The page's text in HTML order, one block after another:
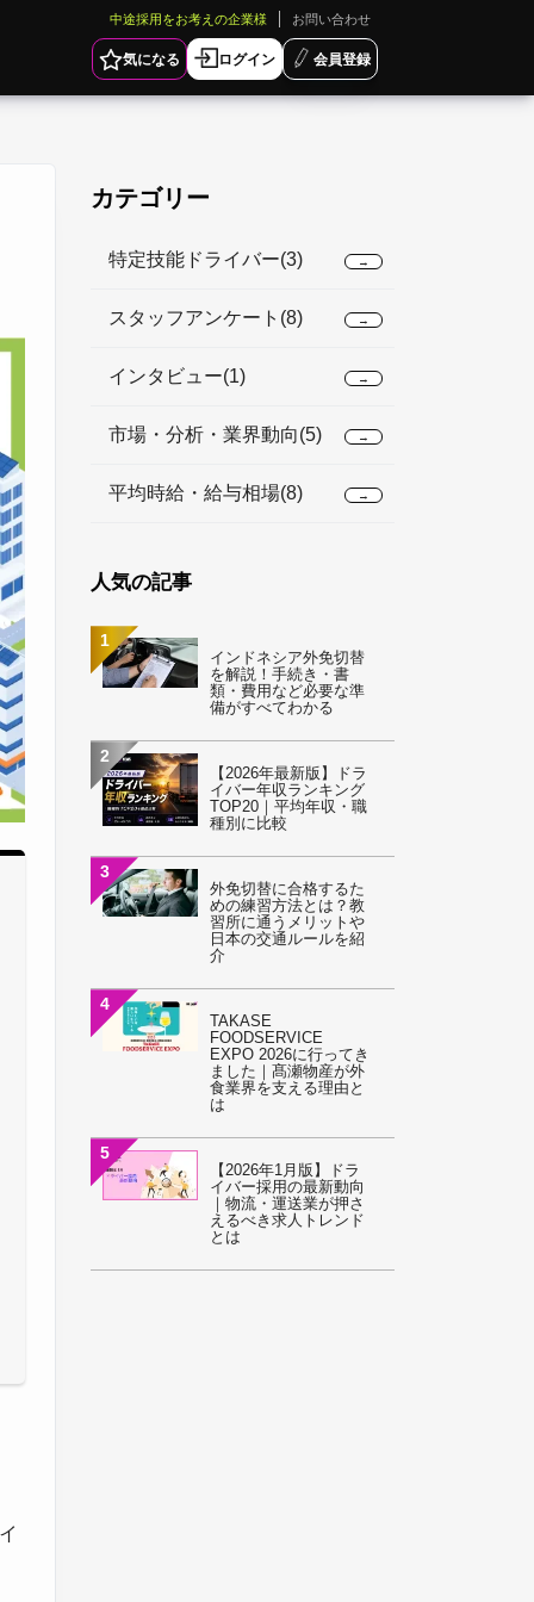
中途採用をお考えの企業様 お問い合わせ
気になる ログイン 会員登録
カテゴリー
特定技能ドライバー(3) →
スタッフアンケート(8) →
インタビュー(1) →
市場・分析・業界動向(5) →
平均時給・給与相場(8) →
人気の記事
1
インドネシア外免切替
を解説！手続き・書
類・費用など必要な準
備がすべてわかる
2
【2026年最新版】ドラ
イバー年収ランキング
TOP20｜平均年収・職
種別に比較
3
外免切替に合格するた
めの練習方法とは？教
習所に通うメリットや
日本の交通ルールを紹
介
4
TAKASE
FOODSERVICE
EXPO 2026に行ってき
ました｜髙瀬物産が外
食業界を支える理由と
は
5
【2026年1月版】ドラ
イバー採用の最新動向
｜物流・運送業が押さ
えるべき求人トレンド
とは